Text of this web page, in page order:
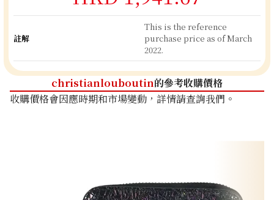
註解
This is the reference
purchase price as of March
2022.
christianlouboutin的參考收購價格
收購價格會因應時期和市場變動，詳情請查詢我們。